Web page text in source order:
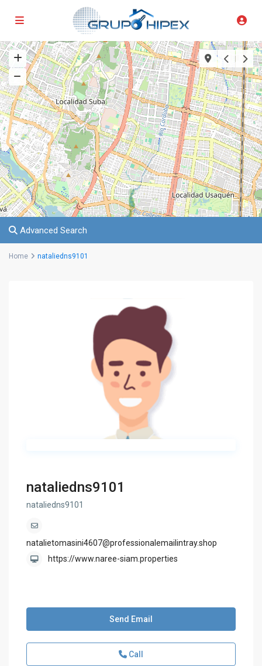
Advanced Search
Home nataliedns9101
nataliedns9101
nataliedns9101
natalietomasini4607@professionalemailintray.shop
https://www.naree-siam.properties
Send Email
Call